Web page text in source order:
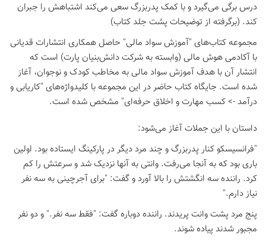
درس برگی می‌گیرد و با کمک پدربزرگ سعی می‌کند اشتباهش را جبران
کند. (برگرفته از توضیحات پشت جلد کتاب)
مجموعه کتاب‌های "آموزش سواد مالی" حاصل همکاری انتشارات قدیانی
با آکادمی هوش مالی (وابسته به شرکت دانش‌بنیان پارت) است که
انتشار آن با هدف آموزش سواد مالی به مخاطب کودک و نوجوان، آغاز
شده است. جایگاه کتاب حاضر در این مجموعه با کلیدواژه‌های "کاریابی و
درآمد -> کسب مهارت و اخلاق حرفه‌ای" مشخص شده است.
داستان با این جملات آغاز می‌شود:
"فرانسیسکو کنار پدربزرگ و چند مرد دیگر در پارکینگ ایستاده بود. اولین
باری بود که به آنجا می‌رفت. وانتی به آنها نزدیک شد و سرعتش را کم
کرد. راننده سه انگشتش را بالا آورد و گفت: "برای آجرچینی به سه نفر
نیاز دارم."
پنج مرد پشت وانت پریدند. راننده دوباره گفت: "فقط سه نفر." و دو نفر
مجبور شدند پیاده شوند.